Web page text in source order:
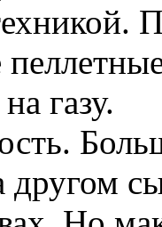
газу.
другом